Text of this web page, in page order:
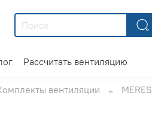
Рассчитать вентиляцию
вентиляции MERES